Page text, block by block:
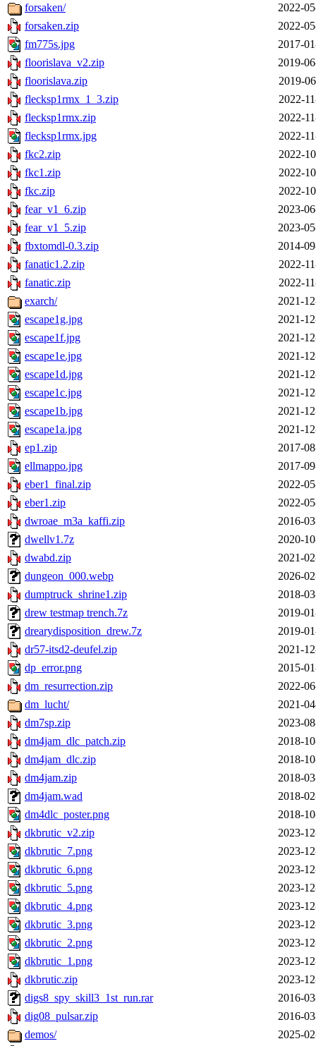
forsaken/
2022-
forsaken.zip
2022-
fm775s.jpg
2017-
floorislava_v2.zip
2019-
floorislava.zip
2019-
flecksp1rmx_1_3.zip
2022-
flecksp1rmx.zip
2022-
flecksp1rmx.jpg
2022-
fkc2.zip
2022-
fkc1.zip
2022-
fkc.zip
2022-
fear_v1_6.zip
2023-
fear_v1_5.zip
2023-
fbxtomdl-0.3.zip
2014-
fanatic1.2.zip
2022-
fanatic.zip
2022-
exarch/
2021-
escape1g.jpg
2021-
escape1f.jpg
2021-
escape1e.jpg
2021-
escape1d.jpg
2021-
escape1c.jpg
2021-
escape1b.jpg
2021-
escape1a.jpg
2021-
ep1.zip
2017-
ellmappo.jpg
2017-
eber1_final.zip
2022-
eber1.zip
2022-
dwroae_m3a_kaffi.zip
2016-
dwellv1.7z
2020-
dwabd.zip
2021-
dungeon_000.webp
2026-
dumptruck_shrine1.zip
2018-
drew testmap trench.7z
2019-
drearydisposition_drew.7z
2019-
dr57-itsd2-deufel.zip
2021-
dp_error.png
2015-
dm_resurrection.zip
2022-
dm_lucht/
2021-
dm7sp.zip
2023-
dm4jam_dlc_patch.zip
2018-
dm4jam_dlc.zip
2018-
dm4jam.zip
2018-
dm4jam.wad
2018-
dm4dlc_poster.png
2018-
dkbrutic_v2.zip
2023-
dkbrutic_7.png
2023-
dkbrutic_6.png
2023-
dkbrutic_5.png
2023-
dkbrutic_4.png
2023-
dkbrutic_3.png
2023-
dkbrutic_2.png
2023-
dkbrutic_1.png
2023-
dkbrutic.zip
2023-
digs8_spy_skill3_1st_run.rar
2016-
dig08_pulsar.zip
2016-
demos/
2025-